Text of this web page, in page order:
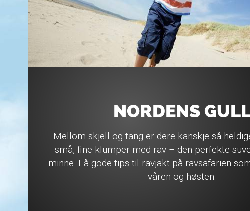
NORDENS
Mellom skjell og tang er dere kanskje så
små, fine klumper med rav – den perfekte
minne. Få gode tips til ravjakt på ravsafarien
våren og høsten.